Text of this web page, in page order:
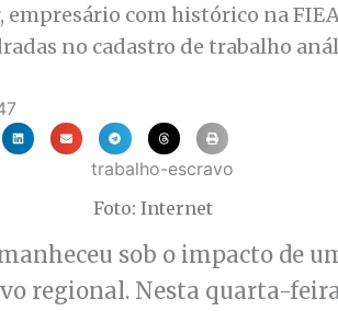
com histórico na
no cadastro de trabalho
Foto: Internet
sob o impacto de
regional. Nesta quarta-feira